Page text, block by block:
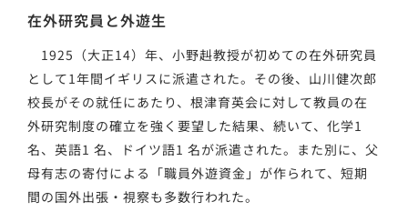
在外研究員と外遊生
1925（大正14）年、小野赳教授が初めての在外研究員
として1年間イギリスに派遣された。その後、山川健次郎
校長がその就任にあたり、根津育英会に対して教員の在
外研究制度の確立を強く要望した結果、続いて、化学1
名、英語1 名、ドイツ語1 名が派遣された。また別に、父
母有志の寄付による「職員外遊資金」が作られて、短期
間の国外出張・視察も多数行われた。